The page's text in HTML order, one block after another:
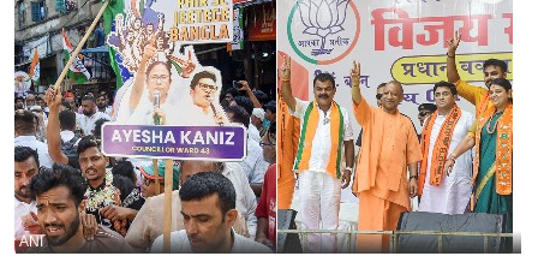
ष्ट्री
य
अं
त
र्रा
ष्ट्री
य
बि
ANI